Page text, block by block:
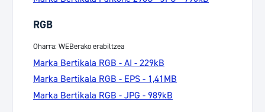
RGB
Oharra: WEBerako erabiltzea
Marka Bertikala RGB - AI - 229kB
Marka Bertikala RGB - EPS - 1,41MB
Marka Bertikala RGB - JPG - 989kB